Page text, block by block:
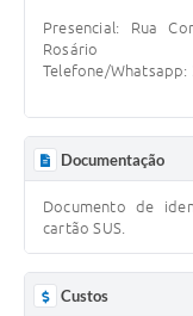
Galeria de Fotos
Contratos
Audiências Públicas
Arquivos para Download
Obras
Projetos
Presencial: Rua
Rosário
Telefone/Whatsapp:
Documentação
Documento de
cartão SUS.
Custos